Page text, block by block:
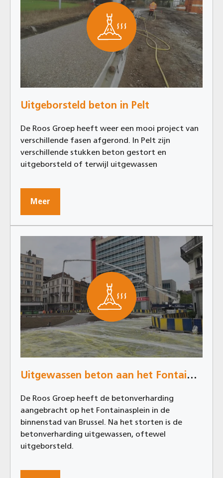
Uitgeborsteld beton in Pelt
De Roos Groep heeft weer een mooi project van
verschillende fasen afgerond. In Pelt zijn
verschillende stukken beton gestort en
uitgeborsteld of terwijl uitgewassen
Meer
Uitgewassen beton aan het Fontainasplein in Brussel
De Roos Groep heeft de betonverharding
aangebracht op het Fontainasplein in de
binnenstad van Brussel. Na het storten is de
betonverharding uitgewassen, oftewel
uitgeborsteld.